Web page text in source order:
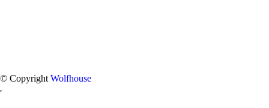
© Copyright Wolfhouse